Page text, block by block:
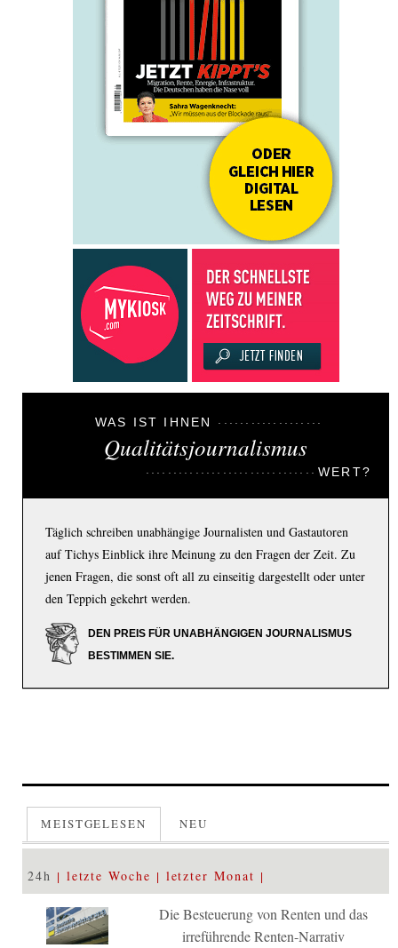
WAS IST IHNEN
Qualitätsjournalismus
WERT?
Täglich schreiben unabhängige Journalisten und Gastautoren
auf Tichys Einblick ihre Meinung zu den Fragen der Zeit. Zu
jenen Fragen, die sonst oft all zu einseitig dargestellt oder unter
den Teppich gekehrt werden.
DEN PREIS FÜR UNABHÄNGIGEN JOURNALISMUS
BESTIMMEN SIE.
MEISTGELESEN NEU
24h letzte Woche letzter Monat
Die Besteuerung von Renten und das
irreführende Renten-Narrativ